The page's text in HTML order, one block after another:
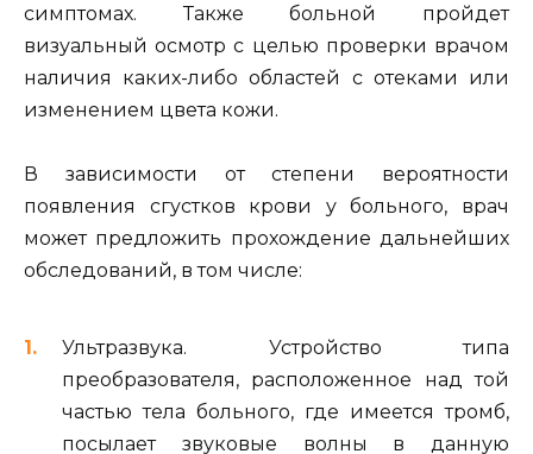
симптомах. Также больной пройдет
визуальный осмотр с целью проверки врачом
наличия каких-либо областей с отеками или
изменением цвета кожи.
В зависимости от степени вероятности
появления сгустков крови у больного, врач
может предложить прохождение дальнейших
обследований, в том числе:
Ультразвука. Устройство типа
преобразователя, расположенное над той
частью тела больного, где имеется тромб,
посылает звуковые волны в данную